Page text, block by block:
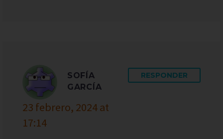
SOFÍA
GARCÍA
23 febrero, 2024 at
17:14
RESPONDER